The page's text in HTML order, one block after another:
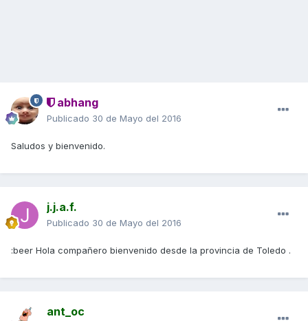
abhang
Publicado 30 de Mayo del 2016
Saludos y bienvenido.
j.j.a.f.
Publicado 30 de Mayo del 2016
:beer Hola compañero bienvenido desde la provincia de Toledo .
ant_oc